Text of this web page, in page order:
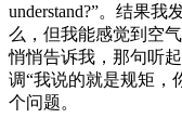
understand?”。结果
么，但我能感觉到空
悄悄告诉我，那句听
调“我说的就是规矩，
个问题。